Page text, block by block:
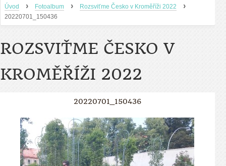
Úvod › Fotoalbum › Rozsviťme Česko v Kroměříži 2022 ›
20220701_150436
ROZSVIŤME ČESKO V
KROMĚŘÍŽI 2022
20220701_150436